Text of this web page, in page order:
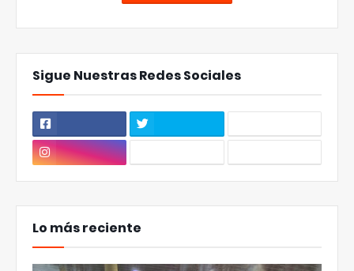
Sigue Nuestras Redes Sociales
Lo más reciente